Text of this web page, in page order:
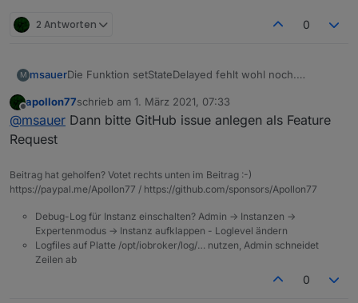
2 Antworten 0
M msauerDie Funktion setStateDelayed fehlt wohl noch.
apollon77schrieb am 1. März 2021, 07:33
zuletzt editiert von
@msauer Dann bitte GitHub issue anlegen als Feature
Request
Beitrag hat geholfen? Votet rechts unten im Beitrag :-)
https://paypal.me/Apollon77 / https://github.com/sponsors/Apollon77
Debug-Log für Instanz einschalten? Admin -> Instanzen ->
Expertenmodus -> Instanz aufklappen - Loglevel ändern
Logfiles auf Platte /opt/iobroker/log/… nutzen, Admin schneidet
Zeilen ab
0